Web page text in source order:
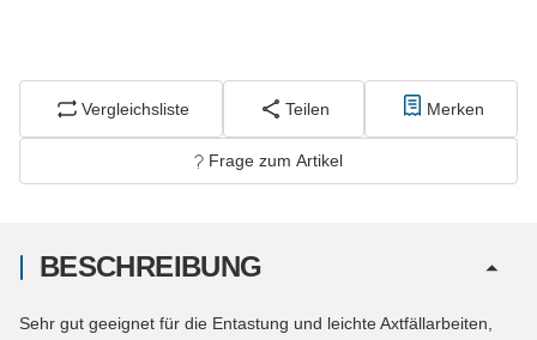
Vergleichsliste Teilen Merken
Frage zum Artikel
BESCHREIBUNG
Sehr gut geeignet für die Entastung und leichte Axtfällarbeiten,